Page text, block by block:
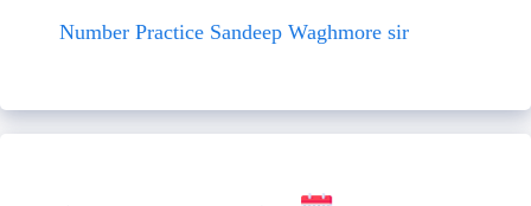
Number Practice Sandeep Waghmore sir